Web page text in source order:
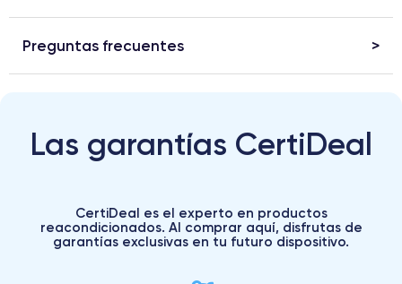
Preguntas frecuentes
Las garantías CertiDeal
CertiDeal es el experto en productos
reacondicionados. Al comprar aquí, disfrutas de
garantías exclusivas en tu futuro dispositivo.